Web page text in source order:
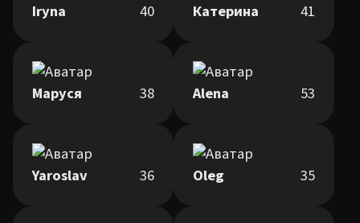
Iryna 40 Катерина 41
Маруся 38 Alena 53
Yaroslav 36 Oleg 35